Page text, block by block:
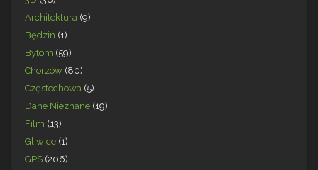
Architektura (9)
Będzin (1)
Bytom (59)
Chorzów (80)
Częstochowa (5)
Dane Nieznane (19)
Film (13)
Gliwice (1)
GPS (206)